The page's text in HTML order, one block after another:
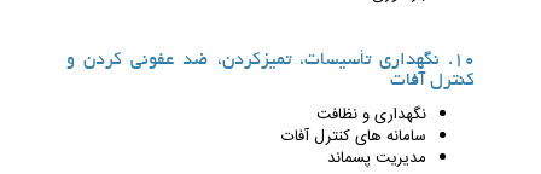
10. نگهداری تأسیسات، تمیزکردن، ضد عفونی کردن و
کنترل آفات
نگهداری و نظافت
سامانه های کنترل آفات
مدیریت پسماند